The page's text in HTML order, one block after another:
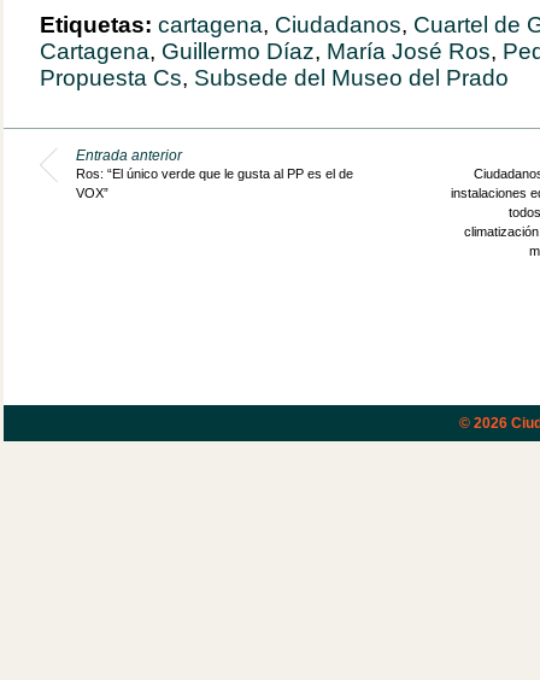
Etiquetas: cartagena, Ciudadanos, Cuartel de
Cartagena, Guillermo Díaz, María José Ros,
Propuesta Cs, Subsede del Museo del Prado
Entrada anterior
Ros: “El único verde que le gusta al PP es el de
VOX”
instalaciones
© 2026